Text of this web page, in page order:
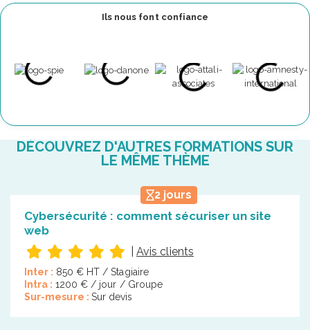
Ils nous font confiance
DÉCOUVREZ D'AUTRES FORMATIONS SUR
LE MÊME THÈME
2 jours
Cybersécurité : comment sécuriser un site
web
Avis clients
Inter : 850 € HT / Stagiaire
Intra : 1200 € / jour / Groupe
Sur-mesure : Sur devis